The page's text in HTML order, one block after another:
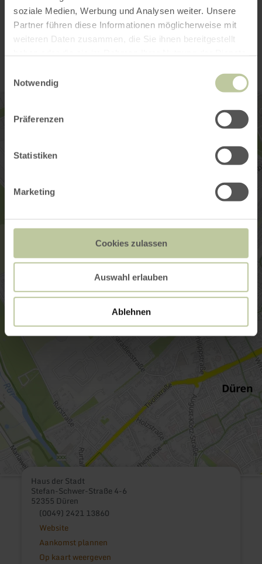
soziale Medien, Werbung und Analysen weiter. Unsere
Partner führen diese Informationen möglicherweise mit
weiteren Daten zusammen, die Sie ihnen bereitgestellt
Notwendig
Präferenzen
Statistiken
Marketing
Cookies zulassen
Auswahl erlauben
Ablehnen
Contact
Haus der Stadt
Stefan-Schwer-Straße 4-6
52355 Düren
(0049) 2421 13860
Website
Aankomst plannen
Op kaart weergeven